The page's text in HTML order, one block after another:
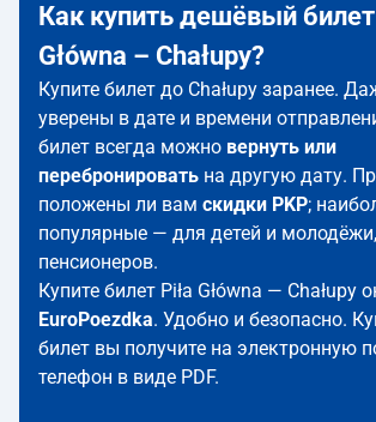
Как купить дешёвый билет
Główna – Chałupy?
Купите билет до Chałupy заранее.
уверены в дате и времени
билет всегда можно вернуть или
перебронировать на другую дату.
положены ли вам скидки PKP;
популярные — для детей и
пенсионеров.
Купите билет Piła Główna — Chałupy
EuroPoezdka. Удобно и безопасно.
билет вы получите на электронную
телефон в виде PDF.